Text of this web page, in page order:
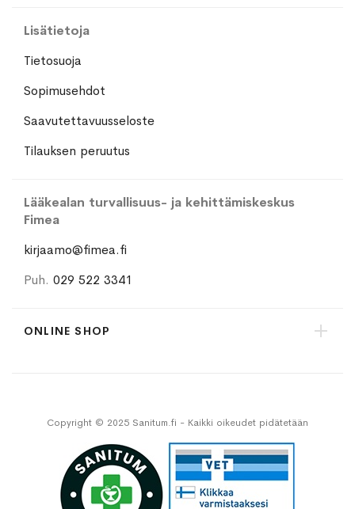
Lisätietoja
Tietosuoja
Sopimusehdot
Saavutettavuusseloste
Tilauksen peruutus
Lääkealan turvallisuus- ja kehittämiskeskus
Fimea
kirjaamo@fimea.fi
Puh. 029 522 3341
ONLINE SHOP
Copyright © 2025 Sanitum.fi - Kaikki oikeudet pidätetään